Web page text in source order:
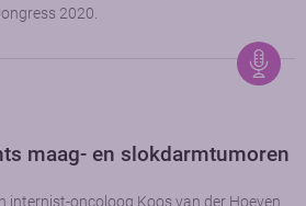
2020.
maag- en slokdarmtumoren
internist-oncoloog Koos van der Hoeven